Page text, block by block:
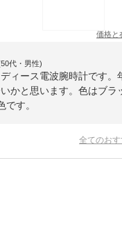
価格と
代・男性)
ィース電波腕時計です。
いかと思います。色はブラ
です。
全てのおす